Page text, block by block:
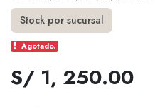
Stock por sucursal
Agotado.
S/ 1, 250.00